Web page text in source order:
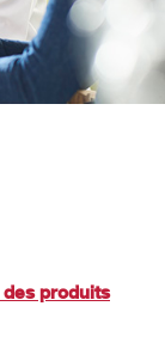
produits